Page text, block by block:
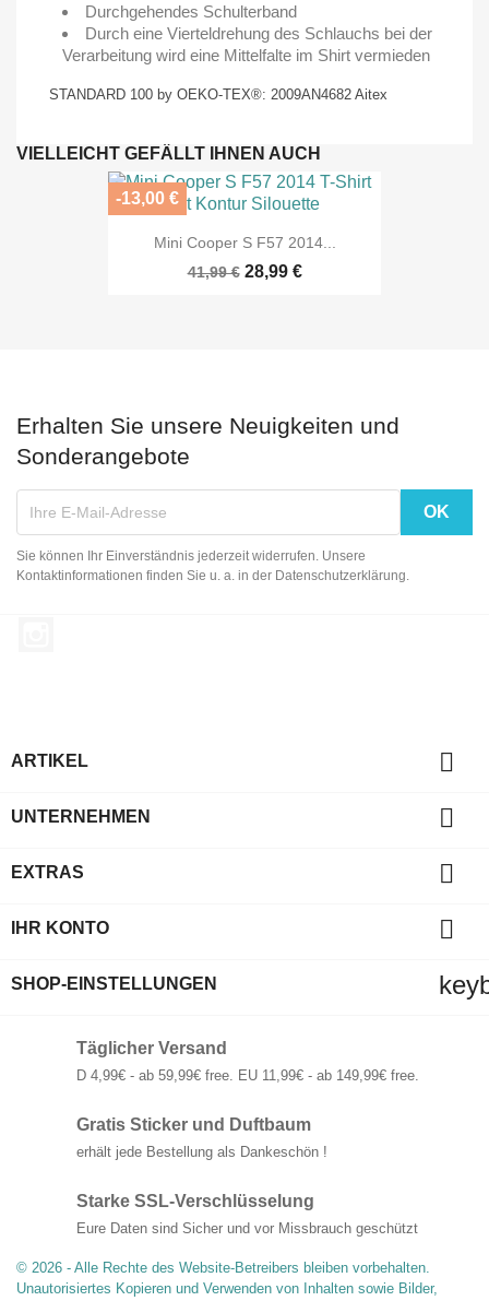
Durchgehendes Schulterband
Durch eine Vierteldrehung des Schlauchs bei der
Verarbeitung wird eine Mittelfalte im Shirt vermieden
STANDARD 100 by OEKO-TEX®: 2009AN4682 Aitex
VIELLEICHT GEFÄLLT IHNEN AUCH
Mini Cooper S F57 2014...
41,99 € 28,99 €
-13,00 €
Erhalten Sie unsere Neuigkeiten und
Sonderangebote
Sie können Ihr Einverständnis jederzeit widerrufen. Unsere
Kontaktinformationen finden Sie u. a. in der Datenschutzerklärung.
ARTIKEL 
UNTERNEHMEN 
EXTRAS 
IHR KONTO 
SHOP-EINSTELLUNGEN
Täglicher Versand
D 4,99€ - ab 59,99€ free. EU 11,99€ - ab 149,99€ free.
Gratis Sticker und Duftbaum
erhält jede Bestellung als Dankeschön !
Starke SSL-Verschlüsselung
Eure Daten sind Sicher und vor Missbrauch geschützt
© 2026 - Alle Rechte des Website-Betreibers bleiben vorbehalten.
Unautorisiertes Kopieren und Verwenden von Inhalten sowie Bilder,